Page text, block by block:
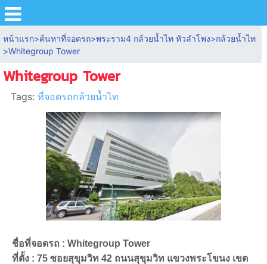
หน้าแรก>ค้นหาที่จอดรถ>พระราม4 กล้วยน้ำไท หัวลำโพง>กล้วยน้ำไท
>Whitegroup Tower
Whitegroup Tower
Tags:ที่จอดรถกล้วยน้ำไท
ชื่อที่จอดรถ : Whitegroup Tower
ที่ตั้ง : 75 ซอยสุขุมวิท 42 ถนนสุขุมวิท แขวงพระโขนง เขต